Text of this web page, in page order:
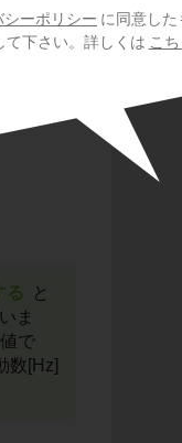
ーポリシー に同意し
て下さい。詳しくは こ
に定
る
と
ま
で
数[Hz]